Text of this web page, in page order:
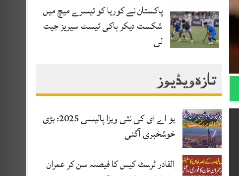
پاکستان نے کوریا کو تیسرے میچ میں
شکست دیکر ہاکی ٹیسٹ سیریز جیت
لی
تازہ ویڈیوز
یو اے ای کی نئی ویزا پالیسی 2025: بڑی
خوشخبری آگئی
القادر ٹرسٹ کیس کا فیصلہ سن کر عمران